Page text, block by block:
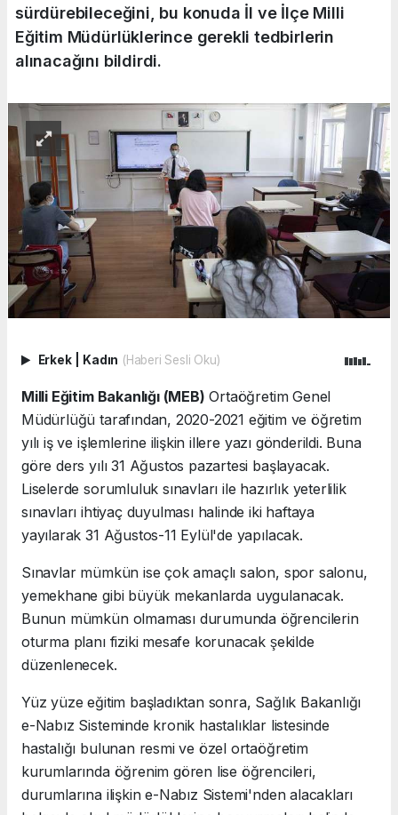
sürdürebileceğini, bu konuda İl ve İlçe Milli
Eğitim Müdürlüklerince gerekli tedbirlerin
alınacağını bildirdi.
Erkek Kadın (Haberi Sesli Oku)
Milli Eğitim Bakanlığı (MEB) Ortaöğretim Genel
Müdürlüğü tarafından, 2020-2021 eğitim ve öğretim
yılı iş ve işlemlerine ilişkin illere yazı gönderildi. Buna
göre ders yılı 31 Ağustos pazartesi başlayacak.
Liselerde sorumluluk sınavları ile hazırlık yeterlilik
sınavları ihtiyaç duyulması halinde iki haftaya
yayılarak 31 Ağustos-11 Eylül'de yapılacak.
Sınavlar mümkün ise çok amaçlı salon, spor salonu,
yemekhane gibi büyük mekanlarda uygulanacak.
Bunun mümkün olmaması durumunda öğrencilerin
oturma planı fiziki mesafe korunacak şekilde
düzenlenecek.
Yüz yüze eğitim başladıktan sonra, Sağlık Bakanlığı
e-Nabız Sisteminde kronik hastalıklar listesinde
hastalığı bulunan resmi ve özel ortaöğretim
kurumlarında öğrenim gören lise öğrencileri,
durumlarına ilişkin e-Nabız Sistemi'nden alacakları